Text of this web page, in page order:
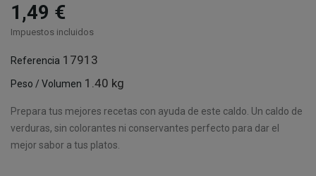
1,49 €
Impuestos incluidos
Referencia 17913
Peso / Volumen 1.40 kg
Prepara tus mejores recetas con ayuda de este caldo. Un caldo de
verduras, sin colorantes ni conservantes perfecto para dar el
mejor sabor a tus platos.